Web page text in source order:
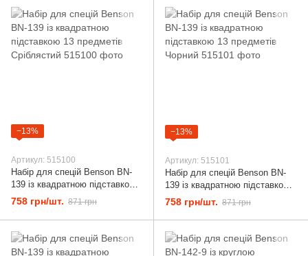
−13%
Артикул: 515100
Набір для спецій Benson BN-
139 із квадратною підставкою
13 предметів Сріблястий
758 грн/шт. 871 грн
−13%
Артикул: 515101
Набір для спецій Benson BN-
139 із квадратною підставкою
13 предметів Чорний
758 грн/шт. 871 грн